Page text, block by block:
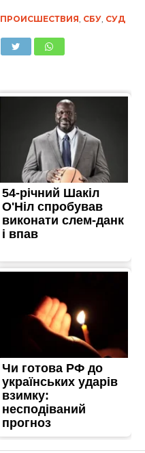
ПРОИСШЕСТВИЯ СБУ, СУД